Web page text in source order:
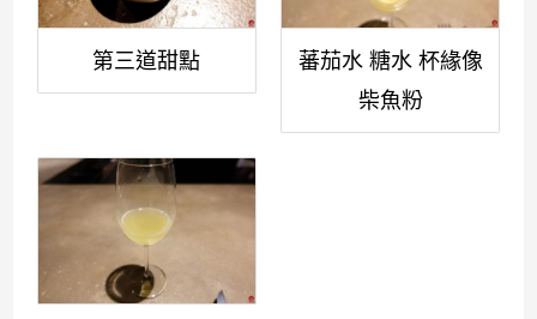
第三道甜點
蕃茄水 糖水 杯緣像
柴魚粉